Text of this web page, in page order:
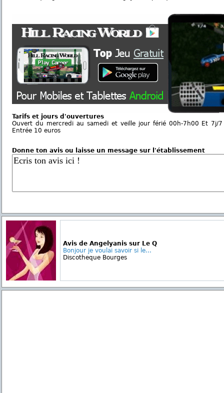
Tarifs et jours d'ouvertures
Ouvert du mercredi au samedi et veille jour férié 00h-7h00 Et
Entrée 10 euros
Donne ton avis ou laisse un message sur l'établissement
Avis de Angelyanis sur Le Q
Bonjour je voulai savoir si le...
Discotheque Bourges